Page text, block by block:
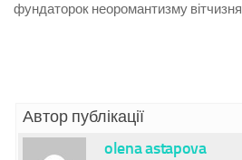
фундаторок неоромантизму
Автор публікації
olena astapova